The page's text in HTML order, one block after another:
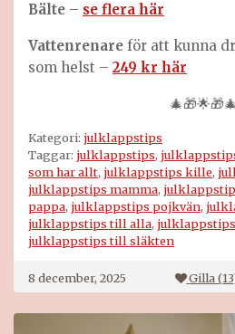
Bälte – se flera här
Vattenrenare för att kunna
som helst – 249 kr här
🎄🎁🌟🎁🎄
Kategori: julklappstips
Taggar: julklappstips,
som har allt, julklappstips kille,
julklappstips mamma,
pappa, julklappstips pojkvän,
julklappstips till alla,
julklappstips till släkten
8 december, 2025 Gilla (13